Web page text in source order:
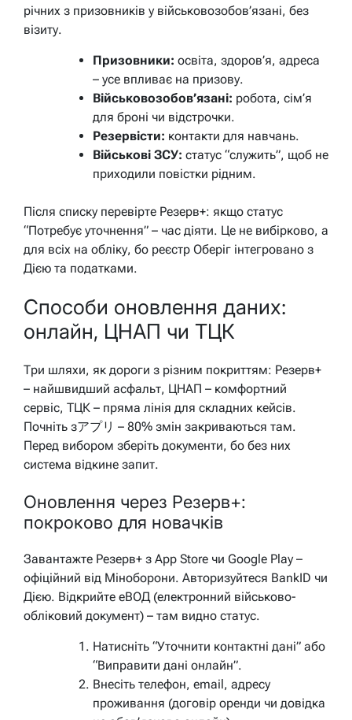
річних з призовників у військовозобов’язані, без
візиту.
Призовники: освіта, здоров’я, адреса
– усе впливає на призову.
Військовозобов’язані: робота, сім’я
для броні чи відстрочки.
Резервісти: контакти для навчань.
Військові ЗСУ: статус “служить”, щоб не
приходили повістки рідним.
Після списку перевірте Резерв+: якщо статус
“Потребує уточнення” – час діяти. Це не вибірково, а
для всіх на обліку, бо реєстр Оберіг інтегровано з
Дією та податками.
Способи оновлення даних:
онлайн, ЦНАП чи ТЦК
Три шляхи, як дороги з різним покриттям: Резерв+
– найшвидший асфальт, ЦНАП – комфортний
сервіс, ТЦК – пряма лінія для складних кейсів.
Почніть зアプリ – 80% змін закриваються там.
Перед вибором зберіть документи, бо без них
система відкине запит.
Оновлення через Резерв+:
покроково для новачків
Завантажте Резерв+ з App Store чи Google Play –
офіційний від Міноборони. Авторизуйтеся BankID чи
Дією. Відкрийте еВОД (електронний військово-
обліковий документ) – там видно статус.
Натисніть “Уточнити контактні дані” або
“Виправити дані онлайн”.
Внесіть телефон, email, адресу
проживання (договір оренди чи довідка